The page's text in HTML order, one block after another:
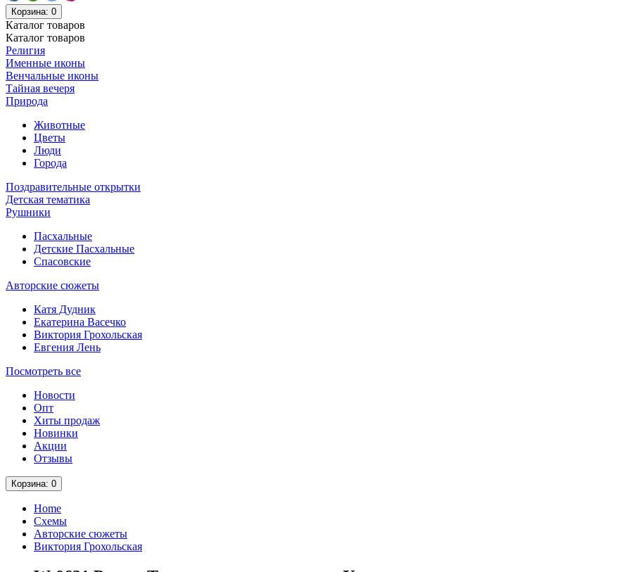
Корзина: 0
Каталог товаров
Каталог товаров
Религия
Именные иконы
Венчальные иконы
Тайная вечеря
Природа
Животные
Цветы
Люди
Города
Поздравительные открытки
Детская тематика
Рушники
Пасхальные
Детские Пасхальные
Спасовские
Авторские сюжеты
Катя Дудник
Екатерина Васечко
Виктория Грохольская
Евгения Лень
Посмотреть все
Новости
Опт
Хиты продаж
Новинки
Акции
Отзывы
Корзина: 0
Home
Схемы
Авторские сюжеты
Виктория Грохольская